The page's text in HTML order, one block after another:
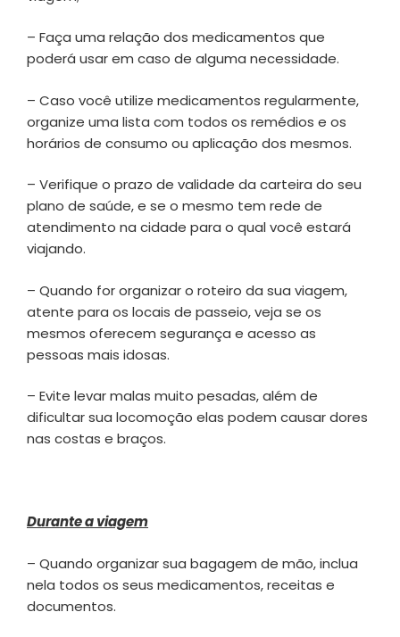
– Faça uma relação dos medicamentos que
poderá usar em caso de alguma necessidade.
– Caso você utilize medicamentos regularmente,
organize uma lista com todos os remédios e os
horários de consumo ou aplicação dos mesmos.
– Verifique o prazo de validade da carteira do seu
plano de saúde, e se o mesmo tem rede de
atendimento na cidade para o qual você estará
viajando.
– Quando for organizar o roteiro da sua viagem,
atente para os locais de passeio, veja se os
mesmos oferecem segurança e acesso as
pessoas mais idosas.
– Evite levar malas muito pesadas, além de
dificultar sua locomoção elas podem causar dores
nas costas e braços.
Durante a viagem
– Quando organizar sua bagagem de mão, inclua
nela todos os seus medicamentos, receitas e
documentos.